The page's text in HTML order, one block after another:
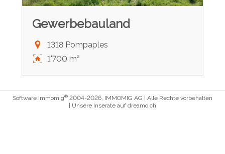
Gewerbebauland
1318 Pompaples
1'700 m²
Software Immomig® 2004-2026, IMMOMIG AG | Alle Rechte vorbehalten
| Unsere Inserate auf dreamo.ch